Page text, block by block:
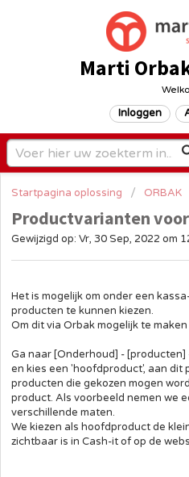
Marti
Inloggen
Startpagina oplossing ORBAK
Productvarianten
Gewijzigd op: Vr, 30 Sep, 2022 om
Het is mogelijk om onder een
producten te kunnen kiezen.
Om dit via Orbak mogelijk te
Ga naar [Onderhoud] -
en kies een 'hoofdproduct', aan dit
producten die gekozen mogen
product. Als voorbeeld nemen we
verschillende maten.
We kiezen als hoofdproduct de
zichtbaar is in Cash-it of op de